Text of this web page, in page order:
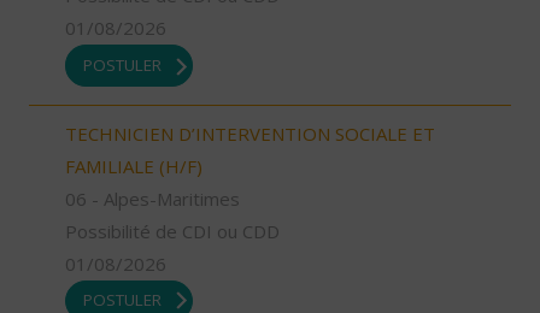
01/08/2026
POSTULER
TECHNICIEN D’INTERVENTION SOCIALE ET
FAMILIALE (H/F)
06 - Alpes-Maritimes
Possibilité de CDI ou CDD
01/08/2026
POSTULER